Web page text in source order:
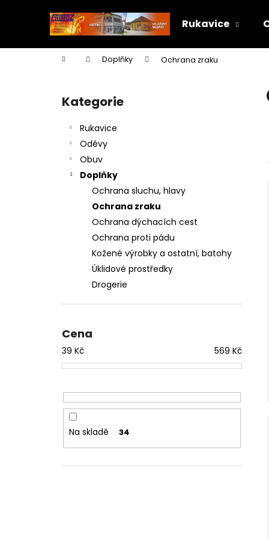
Rukavice
Domů Doplňky Ochrana zraku
Přeskočit
kategorie
Kategorie
Rukavice
Oděvy
Obuv
Doplňky
Ochrana sluchu, hlavy
Ochrana zraku
Ochrana dýchacích cest
Ochrana proti pádu
Kožené výrobky a ostatní, batohy
Úklidové prostředky
Drogerie
Cena
39 Kč 569 Kč
Na skladě 34
í
Zpět
do
Zpět
do